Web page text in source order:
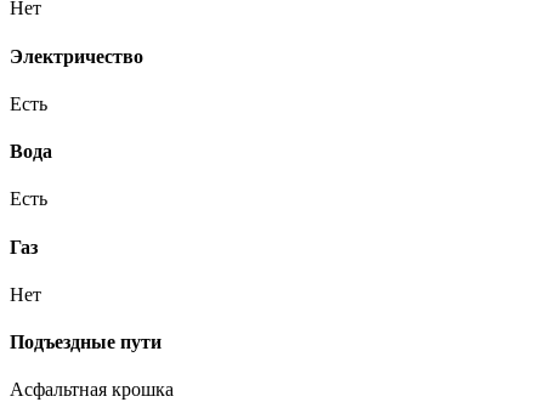
Нет
Электричество
Есть
Вода
Есть
Газ
Нет
Подъездные пути
Асфальтная крошка